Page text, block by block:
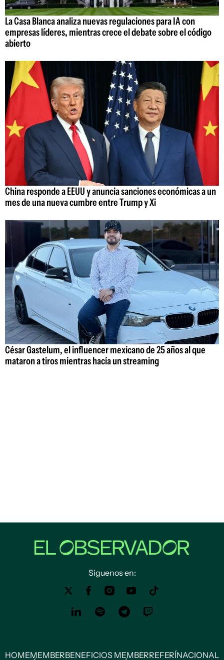
La Casa Blanca analiza nuevas regulaciones para IA con
empresas líderes, mientras crece el debate sobre el código
abierto
China responde a EEUU y anuncia sanciones económicas a un
mes de una nueva cumbre entre Trump y Xi
César Gastelum, el influencer mexicano de 25 años al que
mataron a tiros mientras hacía un streaming
Siguenos en:
HOMEMEMBERBENEFICIOS MEMBERREFERÍNACIONAL